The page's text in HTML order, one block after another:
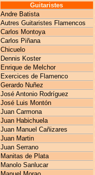
Guitaristes
Andre Batista
Autres Guitaristes Flamencos
Carlos Montoya
Carlos Piñana
Chicuelo
Dennis Koster
Enrique de Melchor
Exercices de Flamenco
Gerardo Nuñez
José Antonio Rodríguez
José Luis Montón
Juan Carmona
Juan Habichuela
Juan Manuel Cañizares
Juan Martin
Juan Serrano
Manitas de Plata
Manolo Sanlucar